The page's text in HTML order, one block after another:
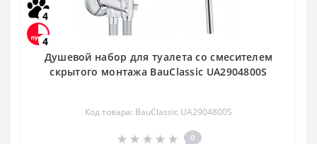
4
4
Душевой набор для туалета со смесителем
скрытого монтажа BauClassic UA2904800S
Код товара: BauClassic UA2904800S
0